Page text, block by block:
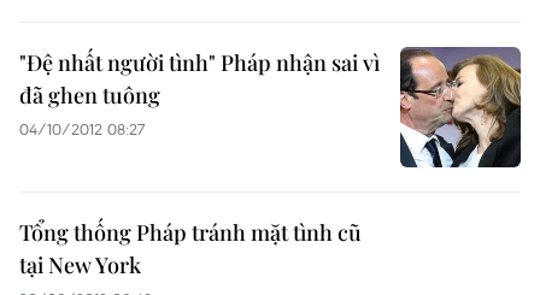
"Đệ nhất người tình" Pháp nhận sai vì
đã ghen tuông
04/10/2012 08:27
Tổng thống Pháp tránh mặt tình cũ
tại New York